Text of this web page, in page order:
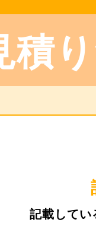
積
記載してい